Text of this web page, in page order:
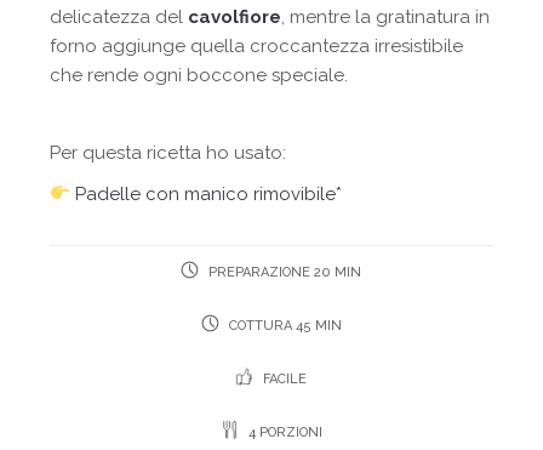
delicatezza del cavolfiore, mentre la gratinatura in
forno aggiunge quella croccantezza irresistibile
che rende ogni boccone speciale.
Per questa ricetta ho usato:
Padelle con manico rimovibile*
PREPARAZIONE 20 MIN
COTTURA 45 MIN
FACILE
4 PORZIONI